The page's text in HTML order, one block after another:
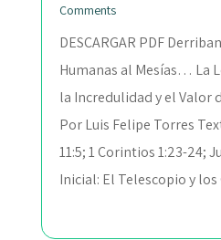
Comments
DESCARGAR PDF
Humanas al Mesías… La
la Incredulidad y el Valor
Por Luis Felipe Torres
11:5; 1 Corintios 1:23-24;
Inicial: El Telescopio y